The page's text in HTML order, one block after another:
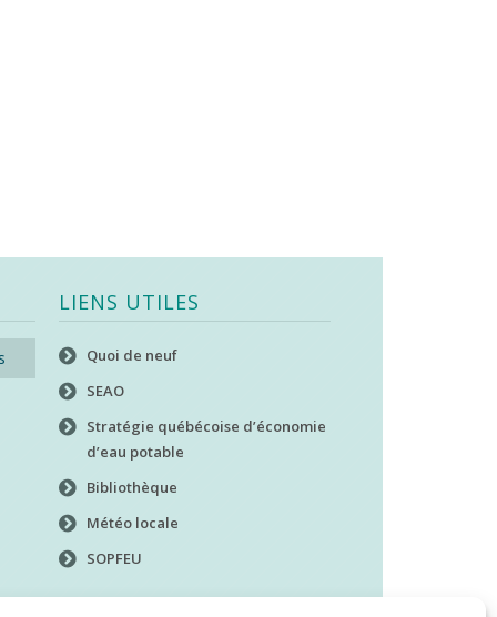
LIENS UTILES
Quoi de neuf
SEAO
Stratégie québécoise d’économie
d’eau potable
Bibliothèque
Météo locale
SOPFEU